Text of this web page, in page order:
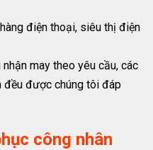
điện thoại, siêu thị điện
may theo yêu cầu, các
đều được chúng tôi đáp
công nhân